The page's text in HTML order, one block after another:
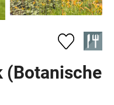
(Botanische